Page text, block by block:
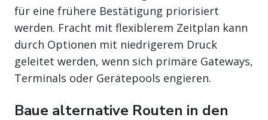
für eine frühere Bestätigung priorisiert
werden. Fracht mit flexiblerem Zeitplan kann
durch Optionen mit niedrigerem Druck
geleitet werden, wenn sich primäre Gateways,
Terminals oder Gerätepools engieren.
Baue alternative Routen in den